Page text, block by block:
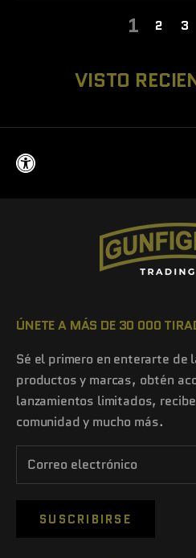
1 2 3
VISTO
ÚNETE A MÁS DE 30 000
Sé el primero en enterarte de
productos y marcas, obtén
lanzamientos limitados,
comunidad y mucho más.
SUSCRIBIRSE